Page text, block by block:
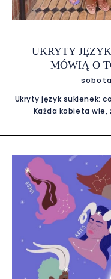
UKRYTY
MÓWIĄ O
Ukryty język sukienek:
Każda kobieta
materiale. To także
przyjęcie.
modzie wieczorowej
nastrój albo rolę, jaką
Dlatego tak istotne
poszczególne
zaprezentować się
pewnych siebie, które
energią.
wypożyczalni
pasji, idealną na